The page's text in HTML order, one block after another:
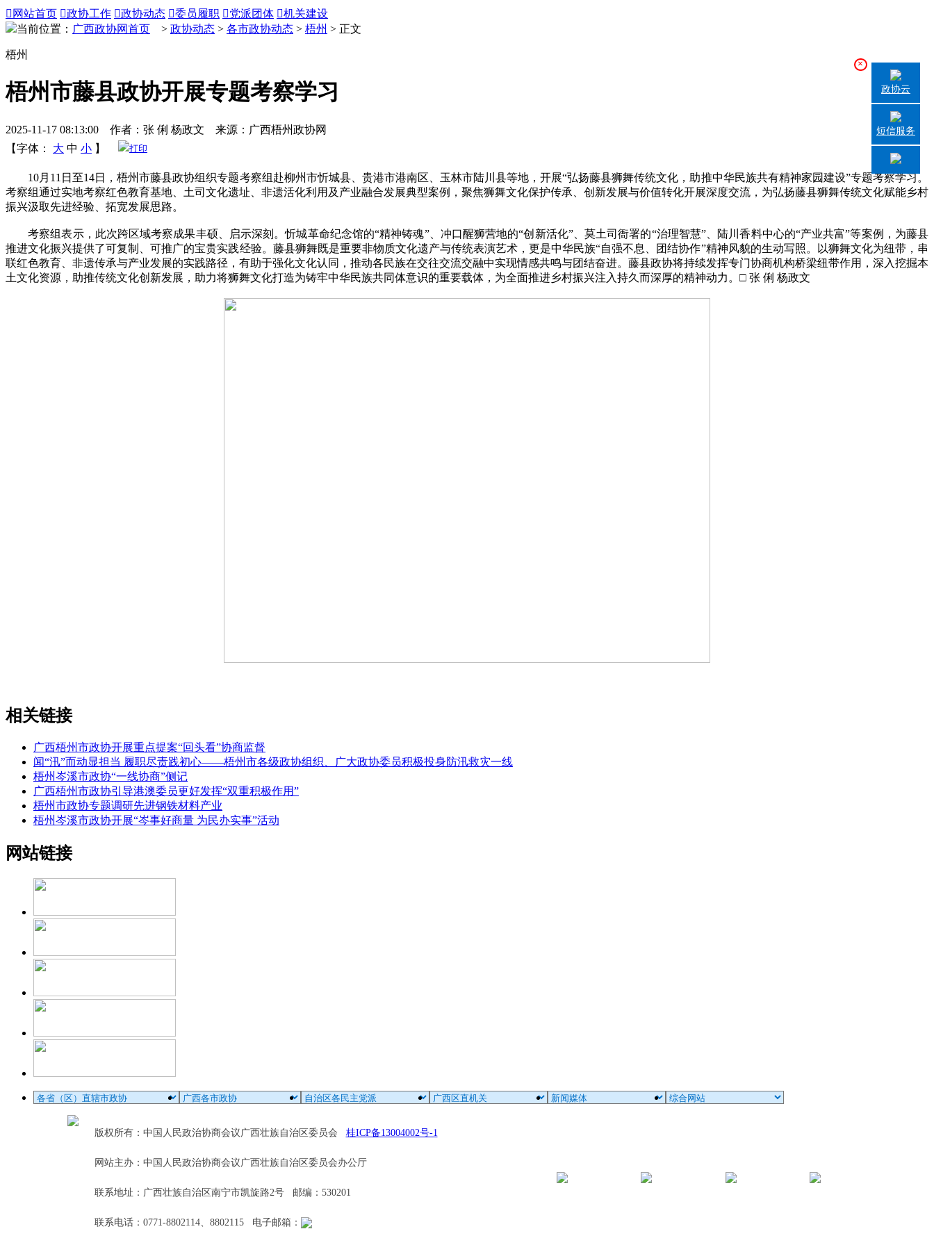
 网站首页 政协工作 政协动态 委员履职 党派团体 机关建设
当前位置： 广西政协网首页 > 政协动态 > 各市政协动态 > 梧州 > 正文
梧州
梧州市藤县政协开展专题考察学习
2025-11-17 08:13:00 作者：张 俐 杨政文 来源：广西梧州政协网
【字体：
大 中 小 】 打印
10月11日至14日，梧州市藤县政协组织专题考察组赴柳州市忻城县、贵港市港南区、玉林市陆川县等地，开展“弘扬藤县狮舞传统文化，助推中华民族共有精神家园建设”专题考察学习。
考察组通过实地考察红色教育基地、土司文化遗址、非遗活化利用及产业融合发展典型案例，聚焦狮舞文化保护传承、创新发展与价值转化开展深度交流，为弘扬藤县狮舞传统文化赋能乡村
振兴汲取先进经验、拓宽发展思路。
考察组表示，此次跨区域考察成果丰硕、启示深刻。忻城革命纪念馆的“精神铸魂”、冲口醒狮营地的“创新活化”、莫土司衙署的“治理智慧”、陆川香料中心的“产业共富”等案例，为藤县
推进文化振兴提供了可复制、可推广的宝贵实践经验。藤县狮舞既是重要非物质文化遗产与传统表演艺术，更是中华民族“自强不息、团结协作”精神风貌的生动写照。以狮舞文化为纽带，串
联红色教育、非遗传承与产业发展的实践路径，有助于强化文化认同，推动各民族在交往交流交融中实现情感共鸣与团结奋进。藤县政协将持续发挥专门协商机构桥梁纽带作用，深入挖掘本
土文化资源，助推传统文化创新发展，助力将狮舞文化打造为铸牢中华民族共同体意识的重要载体，为全面推进乡村振兴注入持久而深厚的精神动力。□ 张 俐 杨政文
相关链接
广西梧州市政协开展重点提案“回头看”协商监督
闻“汛”而动显担当 履职尽责践初心——梧州市各级政协组织、广大政协委员积极投身防汛救灾一线
梧州岑溪市政协“一线协商”侧记
广西梧州市政协引导港澳委员更好发挥“双重积极作用”
梧州市政协专题调研先进钢铁材料产业
梧州岑溪市政协开展“岑事好商量 为民办实事”活动
网站链接
版权所有：中国人民政治协商会议广西壮族自治区委员会 桂ICP备13004002号-1
网站主办：中国人民政治协商会议广西壮族自治区委员会办公厅
联系地址：广西壮族自治区南宁市凯旋路2号 邮编：530201
联系电话：0771-8802114、8802115 电子邮箱：
×
政协云
短信服务